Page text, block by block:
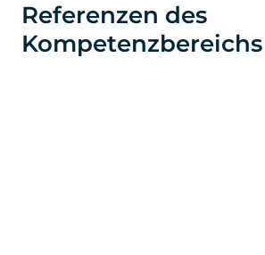
Referenzen des
Kompetenzbereichs